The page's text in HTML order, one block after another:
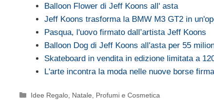
Balloon Flower di Jeff Koons all' asta
Jeff Koons trasforma la BMW M3 GT2 in
Pasqua, l'uovo firmato dall’artista Jeff Koons
Balloon Dog di Jeff Koons all'asta per 55
Skateboard in vendita in edizione limitata a
L'arte incontra la moda nelle nuove borse
Categorie
Idee Regalo Natale
Profumi e Cosmetica